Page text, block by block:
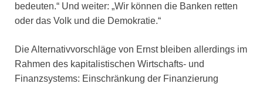
bedeuten.“ Und weiter: „Wir können die Banken retten
oder das Volk und die Demokratie.“
Die Alternativvorschläge von Ernst bleiben allerdings im
Rahmen des kapitalistischen Wirtschafts- und
Finanzsystems: Einschränkung der Finanzierung